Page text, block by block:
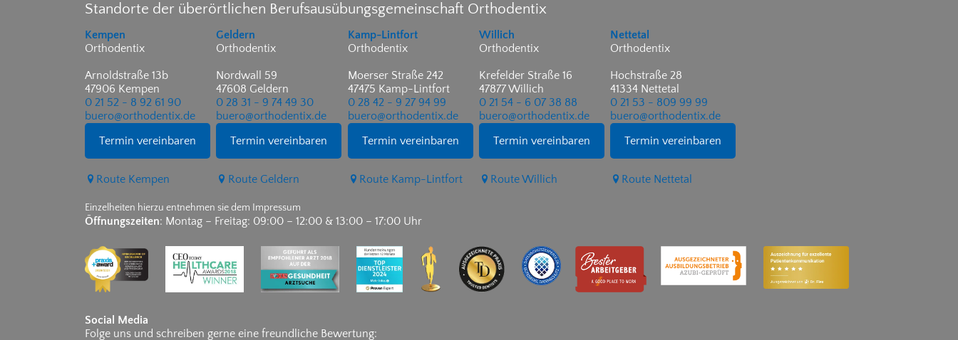
Standorte der überörtlichen Berufsausübungsgemeinschaft Orthodentix
Kempen
Orthodentix
Arnoldstraße 13b
47906 Kempen
0 21 52 - 8 92 61 90
buero@orthodentix.de
Termin vereinbaren
Route Kempen
Geldern
Orthodentix
Nordwall 59
47608 Geldern
0 28 31 - 9 74 49 30
buero@orthodentix.de
Termin vereinbaren
Route Geldern
Kamp-Lintfort
Orthodentix
Moerser Straße 242
47475 Kamp-Lintfort
0 28 42 - 9 27 94 99
buero@orthodentix.de
Termin vereinbaren
Route Kamp-Lintfort
Willich
Orthodentix
Krefelder Straße 16
47877 Willich
0 21 54 - 6 07 38 88
buero@orthodentix.de
Termin vereinbaren
Route Willich
Nettetal
Orthodentix
Hochstraße 28
41334 Nettetal
0 21 53 - 809 99 99
buero@orthodentix.de
Termin vereinbaren
Route Nettetal
Einzelheiten hierzu entnehmen sie dem Impressum
Öffnungszeiten: Montag – Freitag: 09:00 – 12:00 & 13:00 – 17:00 Uhr
Social Media
Folge uns und schreiben gerne eine freundliche Bewertung: